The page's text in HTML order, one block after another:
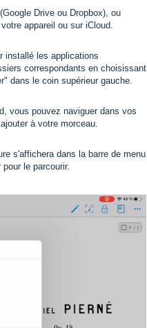
Drive ou Dropbox), ou
appareil ou sur iCloud.
installé les applications
correspondants en choisissant
dans le coin supérieur gauche.
vous pouvez naviguer dans vos
à votre morceau.
s'affichera dans la barre de menu
le parcourir.